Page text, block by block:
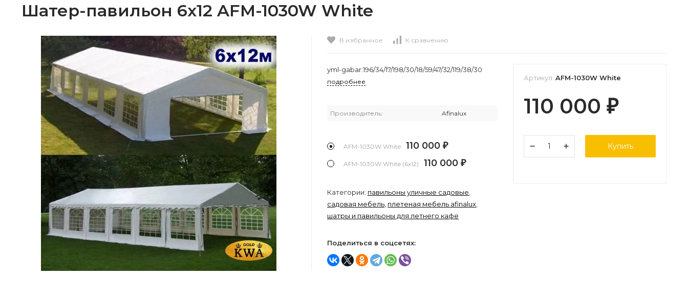
Шатер-павильон 6х12 AFM-1030W White
В избранное К сравнению
yml-gabar:196/34/17/198/30/18/59/47/32/119/38/30
подробнее
Производитель: Afinalux
AFM-1030W White 110 000 ₽
AFM-1030W White (6x12) 110 000 ₽
Категории: павильоны уличные садовые
садовая мебель плетеная мебель afinalux
шатры и павильоны для летнего кафе
Поделиться в соцсетях:
Артикул: AFM-1030W White
110 000 ₽
Купить